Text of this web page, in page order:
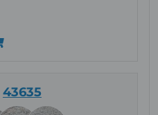
43635